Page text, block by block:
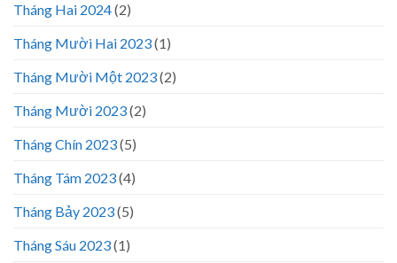
Tháng Hai 2024(2)
Tháng Mười Hai 2023(1)
Tháng Mười Một 2023(2)
Tháng Mười 2023(2)
Tháng Chín 2023(5)
Tháng Tám 2023(4)
Tháng Bảy 2023(5)
Tháng Sáu 2023(1)